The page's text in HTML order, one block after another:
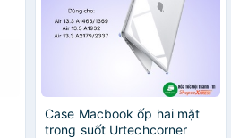
Case Macbook ốp hai mặt
trong suốt Urtechcorner